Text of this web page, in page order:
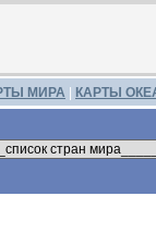
МИРА КАРТЫ